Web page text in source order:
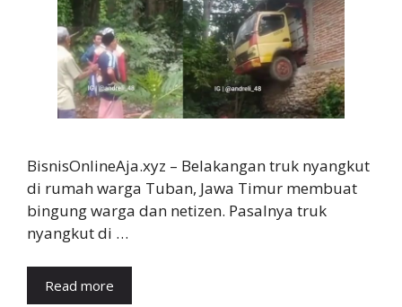
BisnisOnlineAja.xyz – Belakangan truk nyangkut
di rumah warga Tuban, Jawa Timur membuat
bingung warga dan netizen. Pasalnya truk
nyangkut di …
Read more